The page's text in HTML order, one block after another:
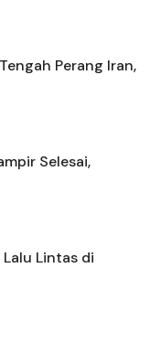
Perang Iran,
Selesai,
Lintas di